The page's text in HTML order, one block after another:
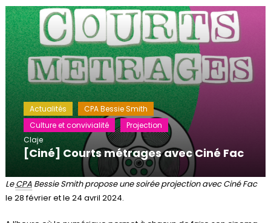
Actualités
CPA Bessie Smith
Culture et convivialité
Projection
Claje
[Ciné] Courts métrages avec Ciné Fac
LeCPABessie Smith propose une soirée projection avec Ciné Fac
le 28 février et le 24 avril 2024.